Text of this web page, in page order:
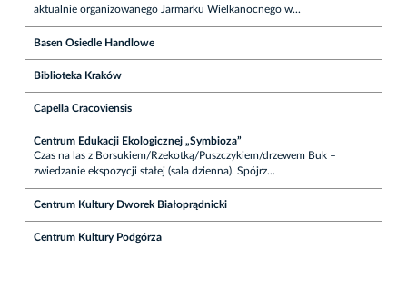
aktualnie organizowanego Jarmarku Wielkanocnego w...
Basen Osiedle Handlowe
Biblioteka Kraków
Capella Cracoviensis
Centrum Edukacji Ekologicznej „Symbioza”
Czas na las z Borsukiem/Rzekotką/Puszczykiem/drzewem Buk –
zwiedzanie ekspozycji stałej (sala dzienna). Spójrz...
Centrum Kultury Dworek Białoprądnicki
Centrum Kultury Podgórza